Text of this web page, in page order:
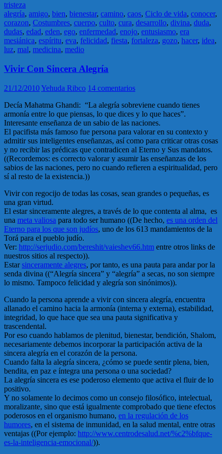
tristeza
alegría, amigo, bien, bienestar, camino, caos, Ciclo de vida, conocer,
corazon, Costumbres, cuerpo, culto, cura, desarrollo, divina, duda,
dudas, edad, eden, ego, enfermedad, enojo, entusiasmo, era
mesiánica, espíritu, eva, felicidad, fiesta, fortaleza, gozo, hacer, idea,
luz, mal, medicina, medio
Vivir Con Sincera Alegría
21/12/2010Yehuda Ribco 14 comentarios
Decía Mahatma Ghandi: “La alegría sobreviene cuando tienes
armonía entre lo que piensas, lo que dices y lo que haces”.
Interesante enseñanza de un sabio de las naciones.
El pacifista más famoso fue persona para valorar en su contexto y
admitir sus inteligentes enseñanzas, así como para criticar otras cosas
y no recibir las prédicas que contradicen al Eterno y Sus mandatos.
((Recordemos: es correcto valorar y asumir las enseñanzas de los
sabios de las naciones, pero no cuando refieren a espiritualidad, pero
sí al resto de la existencia.))
Vivir con regocijo de todas las cosas, sean grandes o pequeñas, es
una gran virtud.
El estar sinceramente alegres, a través de lo que contenta al alma, es
una meta valiosa para todo ser humano ((De hecho, es una orden del
Eterno para los que son judíos, uno de los 613 mandamientos de la
Torá para el pueblo judío.
Ver: http://serjudio.com/bereshit/vaieshev66.htm entre otros links de
nuestros sitios al respecto)).
Estarsinceramente alegres, por tanto, es una pauta para andar por la
senda divina ((“Alegría sincera” y “alegría” a secas, no son siempre
lo mismo. Tampoco felicidad y alegría son sinónimos)).
Cuando la persona aprende a vivir con sincera alegría, encuentra
allanado el camino hacia la armonía (interna y externa), estabilidad,
integridad, lo que hace que sea una pauta significativa y
trascendental.
Por eso cuando hablamos de plenitud, bienestar, bendición, Shalom,
necesariamente debemos incorporar la participación activa de la
sincera alegría en el corazón de la persona.
Cuando falta la alegría sincera, ¿cómo se puede sentir plena, bien,
bendita, en paz e íntegra una persona o una sociedad?
La alegría sincera es ese poderoso elemento que activa el fluir de lo
positivo.
Y no solamente lo decimos como un consejo filosófico, intelectual,
moralizante, sino que está igualmente comprobado que tiene efectos
poderosos en el organismo humano, en la regulación de los
humores, en el sistema de inmunidad, en la salud mental, entre otras
ventajas ((Por ejemplo: http://www.centrodesalud.net/%c2%bfque-
es-la-inteligencia-emocional/)).